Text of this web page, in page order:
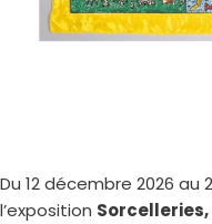
Du 12 décembre 2026 au
l’exposition